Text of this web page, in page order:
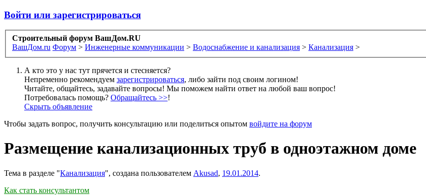
Войти или зарегистрироваться
Строительный форум ВашДом.RU
ВашДом.ru Форум > Инженерные коммуникации > Водоснабжение и канализация > Канализация >
А кто это у нас тут прячется и стесняется?
Непременно рекомендуем зарегистрироваться, либо зайти под своим логином!
Читайте, общайтесь, задавайте вопросы! Мы поможем найти ответ на любой ваш вопрос!
Потребовалась помощь? Обращайтесь >>!
Скрыть объявление
Чтобы задать вопрос, получить консультацию или поделиться опытом войдите на форум
Размещение канализационных труб в одноэтажном доме
Тема в разделе "Канализация", создана пользователем Akusad, 19.01.2014.
Как стать консультантом